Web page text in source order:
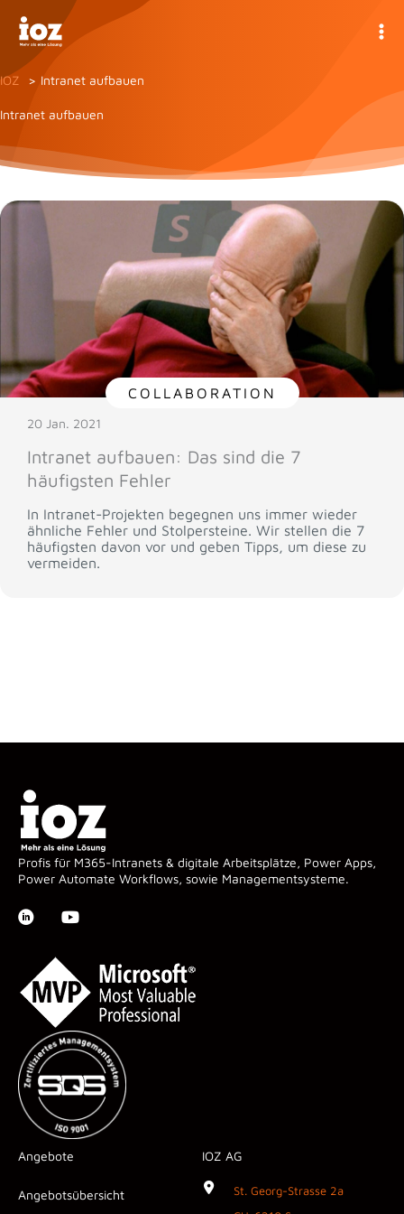
Inhalt
springen
IOZ Intranet aufbauen
Intranet aufbauen
COLLABORATION
20 Jan. 2021
Intranet aufbauen: Das sind die 7
häufigsten Fehler
In Intranet-Projekten begegnen uns immer wieder
ähnliche Fehler und Stolpersteine. Wir stellen die 7
häufigsten davon vor und geben Tipps, um diese zu
vermeiden.
Profis für M365-Intranets & digitale Arbeitsplätze, Power Apps,
Power Automate Workflows, sowie Managementsysteme.
Angebote
Angebotsübersicht
IOZ AG
St. Georg-Strasse 2a